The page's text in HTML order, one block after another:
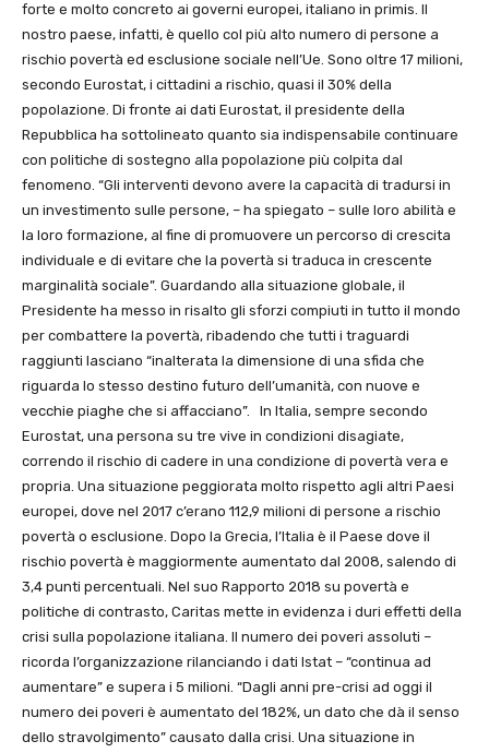
forte e molto concreto ai governi europei, italiano in primis. Il
nostro paese, infatti, è quello col più alto numero di persone a
rischio povertà ed esclusione sociale nell’Ue. Sono oltre 17 milioni,
secondo Eurostat, i cittadini a rischio, quasi il 30% della
popolazione. Di fronte ai dati Eurostat, il presidente della
Repubblica ha sottolineato quanto sia indispensabile continuare
con politiche di sostegno alla popolazione più colpita dal
fenomeno. “Gli interventi devono avere la capacità di tradursi in
un investimento sulle persone, – ha spiegato – sulle loro abilità e
la loro formazione, al fine di promuovere un percorso di crescita
individuale e di evitare che la povertà si traduca in crescente
marginalità sociale”. Guardando alla situazione globale, il
Presidente ha messo in risalto gli sforzi compiuti in tutto il mondo
per combattere la povertà, ribadendo che tutti i traguardi
raggiunti lasciano “inalterata la dimensione di una sfida che
riguarda lo stesso destino futuro dell’umanità, con nuove e
vecchie piaghe che si affacciano”. In Italia, sempre secondo
Eurostat, una persona su tre vive in condizioni disagiate,
correndo il rischio di cadere in una condizione di povertà vera e
propria. Una situazione peggiorata molto rispetto agli altri Paesi
europei, dove nel 2017 c’erano 112,9 milioni di persone a rischio
povertà o esclusione. Dopo la Grecia, l’Italia è il Paese dove il
rischio povertà è maggiormente aumentato dal 2008, salendo di
3,4 punti percentuali. Nel suo Rapporto 2018 su povertà e
politiche di contrasto, Caritas mette in evidenza i duri effetti della
crisi sulla popolazione italiana. Il numero dei poveri assoluti –
ricorda l’organizzazione rilanciando i dati Istat – “continua ad
aumentare” e supera i 5 milioni. “Dagli anni pre-crisi ad oggi il
numero dei poveri è aumentato del 182%, un dato che dà il senso
dello stravolgimento” causato dalla crisi. Una situazione in